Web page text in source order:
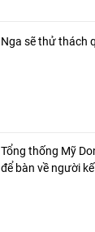
Nga sẽ thử thách
Tổng thống Mỹ
để bàn về người